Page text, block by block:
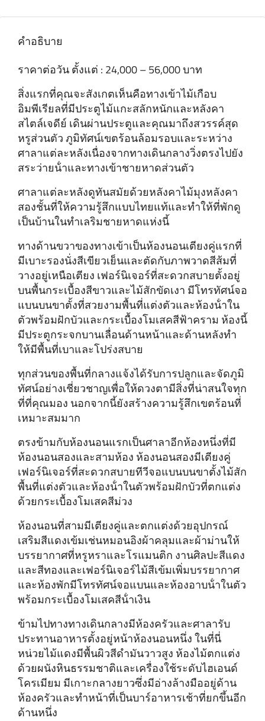
คำอธิบาย
ราคาต่อวัน ตั้งแต่ : 24,000 – 56,000 บาท
สิ่งแรกที่คุณจะสังเกตเห็นคือทางเข้าไม้เกือบ
อิมพีเรียลที่มีประตูไม้แกะสลักหนักและหลังคา
สไตล์เจดีย์ เดินผ่านประตูและคุณมาถึงสวรรค์สุด
หรูส่วนตัว ภูมิทัศน์เขตร้อนล้อมรอบและระหว่าง
ศาลาแต่ละหลังเนื่องจากทางเดินกลางวิ่งตรงไปยัง
สระว่ายน้ําและทางเข้าชายหาดส่วนตัว
ศาลาแต่ละหลังดูทันสมัยด้วยหลังคาไม้มุงหลังคา
สองชั้นที่ให้ความรู้สึกแบบไทยแท้และทําให้ที่พักดู
เป็นบ้านในทําเลริมชายหาดแห่งนี้
ทางด้านขวาของทางเข้าเป็นห้องนอนเตียงคู่แรกที่
มีเบาะรองนั่งสีเขียวเย็นและตัดกับภาพวาดสีส้มที่
วางอยู่เหนือเตียง เฟอร์นิเจอร์ที่สะดวกสบายตั้งอยู่
บนพื้นกระเบื้องสีขาวและไม้สักขัดเงา มีโทรทัศน์จอ
แบนบนขาตั้งที่สวยงามพื้นที่แต่งตัวและห้องน้ําใน
ตัวพร้อมฝักบัวและกระเบื้องโมเสคสีฟ้าคราม ห้องนี้
มีประตูกระจกบานเลื่อนด้านหน้าและด้านหลังทํา
ให้มีพื้นที่เบาและโปร่งสบาย
ทุกส่วนของพื้นที่กลางแจ้งได้รับการปลูกและจัดภูมิ
ทัศน์อย่างเชี่ยวชาญเพื่อให้ดวงตามีสิ่งที่น่าสนใจทุก
ที่ที่คุณมอง นอกจากนี้ยังสร้างความรู้สึกเขตร้อนที่
เหมาะสมมาก
ตรงข้ามกับห้องนอนแรกเป็นศาลาอีกห้องหนึ่งที่มี
ห้องนอนสองและสามห้อง ห้องนอนสองมีเตียงคู่
เฟอร์นิเจอร์ที่สะดวกสบายทีวีจอแบนบนขาตั้งไม้สัก
พื้นที่แต่งตัวและห้องน้ําในตัวพร้อมฝักบัวที่ตกแต่ง
ด้วยกระเบื้องโมเสคสีม่วง
ห้องนอนที่สามมีเตียงคู่และตกแต่งด้วยอุปกรณ์
เสริมสีแดงเข้มเช่นหมอนอิงผ้าคลุมและผ้าม่านให้
บรรยากาศที่หรูหราและโรแมนติก งานศิลปะสีแดง
และสีทองและเฟอร์นิเจอร์ไม้สีเข้มเพิ่มบรรยากาศ
และห้องพักมีโทรทัศน์จอแบนและห้องอาบน้ําในตัว
พร้อมกระเบื้องโมเสคสีน้ําเงิน
ข้ามไปทางทางเดินกลางมีห้องครัวและศาลารับ
ประทานอาหารตั้งอยู่หน้าห้องนอนหนึ่ง ในที่นี่
หน่วยไม้แดงมีพื้นผิวสีดํามันวาวสูง ห้องไม้ตกแต่ง
ด้วยผนังหินธรรมชาติและเครื่องใช้ระดับไฮเอนด์
โครเมียม มีเกาะกลางยาวซึ่งมีอ่างล้างมืออยู่ด้าน
ห้องครัวและทําหน้าที่เป็นบาร์อาหารเช้าที่ยกขึ้นอีก
ด้านหนึ่ง